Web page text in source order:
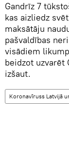
Gandrīz 7
kas aizliedz
maksātāju
pašvaldības
visādiem
beidzot uzvarēt
izšaut.
Koronavīruss Latvijā